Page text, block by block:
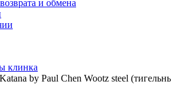
и обмена
клинка
by Paul Chen Wootz steel